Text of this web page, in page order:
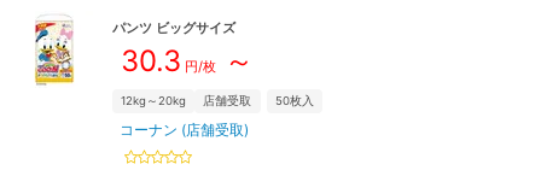
パンツ ビッグサイズ
30.3 円/枚～
12kg～20kg 店舗受取 50枚入
コーナン (店舗受取)